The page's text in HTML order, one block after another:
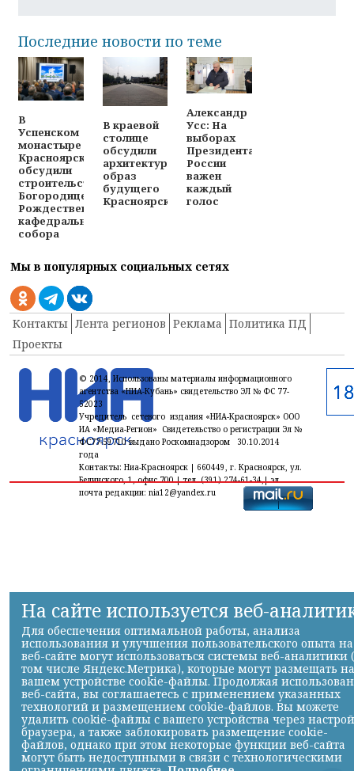
Последние новости по теме
В
Успенском
монастыре
Красноярска
обсудили
строительство
Богородице-
Рождественского
кафедрального
собора
В краевой
столице
обсудили
архитектурный
образ
будущего
Красноярска
Александр
Усс: На
выборах
Президента
России
важен
каждый
голос
Мы в популярных социальных сетях
Контакты Лента регионов Реклама Политика ПД
Проекты
© 2014, Использованы материалы информационного
агентства «НИА-Кубань» свидетельство ЭЛ № ФС 77-
52023
Учредитель сетевого издания «НИА-Красноярск» ООО
ИА «Медиа-Регион» Свидетельство о регистрации Эл №
ФС77-59710 выдано Роскомнадзором 30.10.2014
года
Контакты: Ниа-Красноярск | 660449, г. Красноярск, ул.
Белинского, 1, офис 700 | тел. (391) 274-61-34,| эл.
почта редакции: nia12@yandex.ru
На сайте используется веб-
Для обеспечения оптимальной работы, анализа
использования и улучшения пользовательского опыта на
веб-сайте могут использоваться системы веб-аналитики
том числе Яндекс.Метрика), которые могут размещать на
вашем устройстве cookie-файлы. Продолжая
веб-сайта, вы соглашаетесь с применением указанных
технологий и размещением cookie-файлов. Вы можете
удалить cookie-файлы с вашего устройства через
браузера, а также заблокировать размещение cookie-
файлов, однако при этом некоторые функции веб-сайта
могут быть недоступными в связи с технологическими